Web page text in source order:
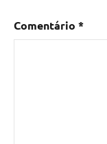
madeira
com
Comentário *